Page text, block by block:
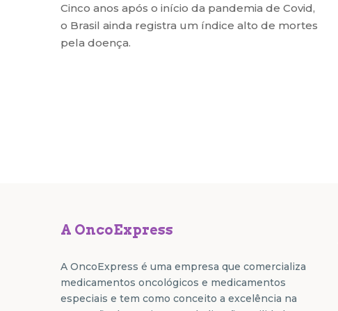
Cinco anos após o início da pandemia de Covid,
o Brasil ainda registra um índice alto de mortes
pela doença.
A OncoExpress
A OncoExpress é uma empresa que comercializa
medicamentos oncológicos e medicamentos
especiais e tem como conceito a excelência na